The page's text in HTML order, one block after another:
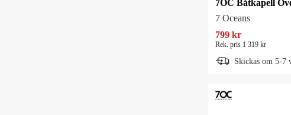
7 Oceans
799 kr
Rek. pris 1 319 kr
Skickas om 5-7